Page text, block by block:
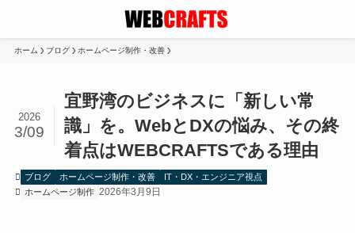
ホーム ブログ ホームページ制作・改善
宜野湾のビジネスに「新しい常
識」を。WebとDXの悩み、その終
着点はWEBCRAFTSである理由
2026
3/09
ブログ ホームページ制作・改善
IT・DX・エンジニア視点
ホームページ制作 2026年3月9日